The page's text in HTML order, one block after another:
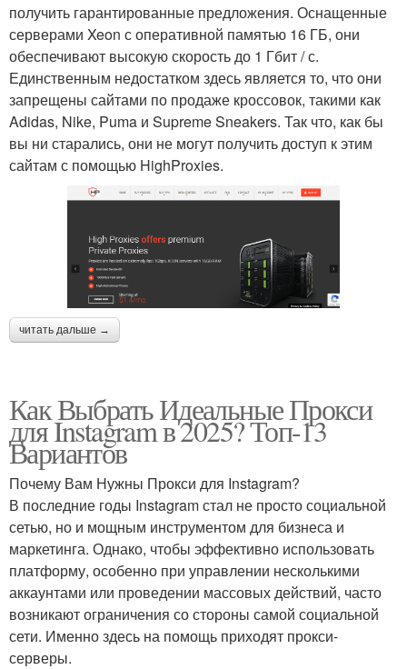
получить гарантированные предложения. Оснащенные
серверами Xeon с оперативной памятью 16 ГБ, они
обеспечивают высокую скорость до 1 Гбит / с.
Единственным недостатком здесь является то, что они
запрещены сайтами по продаже кроссовок, такими как
Adidas, Nike, Puma и Supreme Sneakers. Так что, как бы
вы ни старались, они не могут получить доступ к этим
сайтам с помощью HighProxies.
читать дальше →
Как Выбрать Идеальные Прокси
для Instagram в 2025? Топ-13
Вариантов
Почему Вам Нужны Прокси для Instagram?
В последние годы Instagram стал не просто социальной
сетью, но и мощным инструментом для бизнеса и
маркетинга. Однако, чтобы эффективно использовать
платформу, особенно при управлении несколькими
аккаунтами или проведении массовых действий, часто
возникают ограничения со стороны самой социальной
сети. Именно здесь на помощь приходят прокси-
серверы.